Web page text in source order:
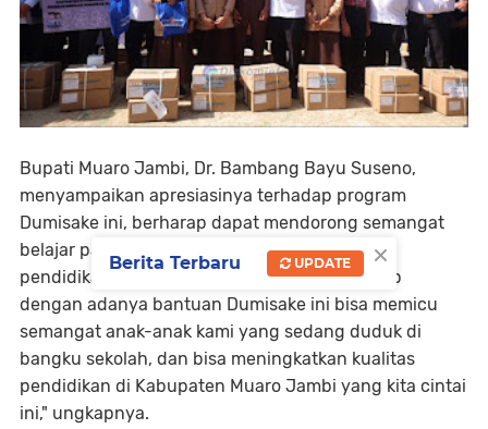
Bupati Muaro Jambi, Dr. Bambang Bayu Suseno,
menyampaikan apresiasinya terhadap program
Dumisake ini, berharap dapat mendorong semangat
belajar para siswa dan meningkatkan kualitas
pendidikan di daerah tersebut. "Kami berharap
dengan adanya bantuan Dumisake ini bisa memicu
semangat anak-anak kami yang sedang duduk di
bangku sekolah, dan bisa meningkatkan kualitas
pendidikan di Kabupaten Muaro Jambi yang kita cintai
ini," ungkapnya.
×
Berita Terbaru UPDATE